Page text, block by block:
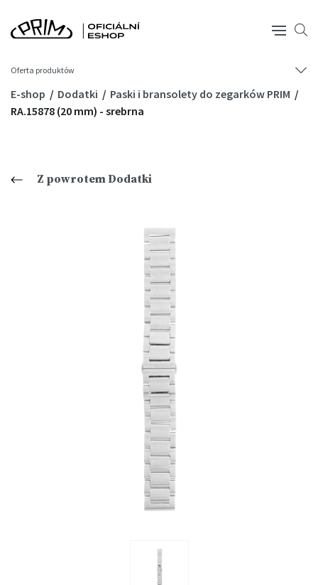
Oferta produktów
E-shop Dodatki
Paski i bransolety do zegarków PRIM
RA.15878 (20 mm) - srebrna
Z powrotem Dodatki